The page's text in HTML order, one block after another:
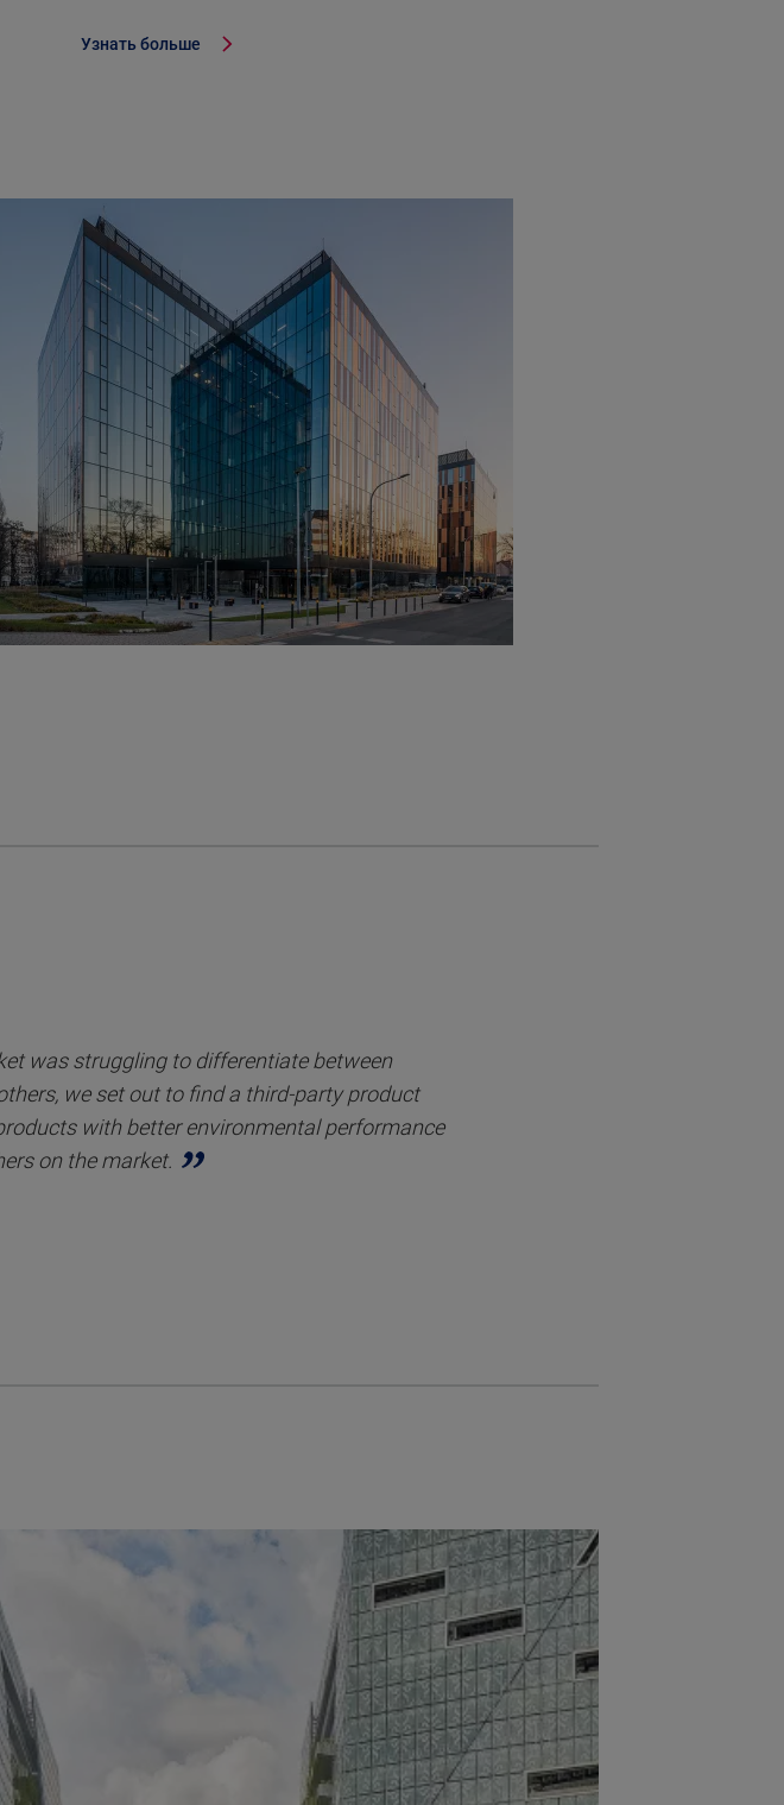
Узнать больше
was struggling to differentiate between
we set out to find a third-party product
with better environmental performance
on the market.